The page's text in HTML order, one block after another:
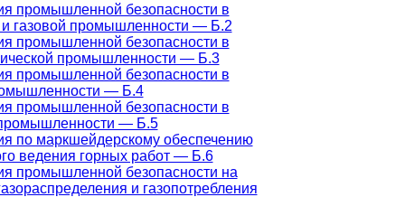
промышленной безопасности в
газовой промышленности — Б.2
промышленной безопасности в
промышленности — Б.3
промышленной безопасности в
— Б.4
промышленной безопасности в
— Б.5
по маркшейдерскому обеспечению
ведения горных работ — Б.6
промышленной безопасности на
и газопотребления